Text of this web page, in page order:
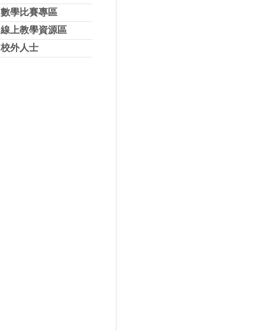
數學比賽專區
線上教學資源區
校外人士